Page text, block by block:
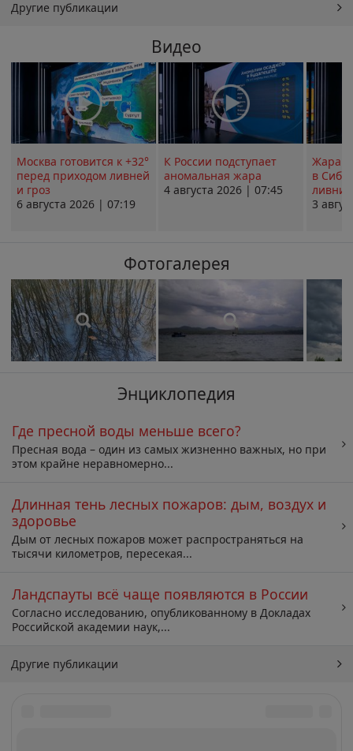
Другие публикации
Видео
Москва готовится к +32°
перед приходом ливней
и гроз
6 августа 2026 | 07:19
К России подступает
аномальная жара
4 августа 2026 | 07:45
Жара в
в
ливни
3
Фотогалерея
Энциклопедия
Где пресной воды меньше всего?
Пресная вода – один из самых жизненно важных, но при
этом крайне неравномерно...
Длинная тень лесных пожаров: дым, воздух и
здоровье
Дым от лесных пожаров может распространяться на
тысячи километров, пересекая...
Ландспауты всё чаще появляются в России
Согласно исследованию, опубликованному в Докладах
Российской академии наук,...
Другие публикации